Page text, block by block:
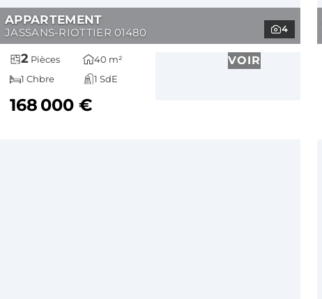
4
APPARTEMENT
JASSANS-RIOTTIER 01480
2 Pièces
40 m²
1 Chbre
1 SdE
168 000 €
VOIR